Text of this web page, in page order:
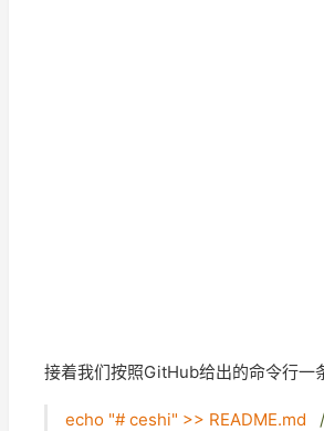
接着我们按照GitHub给出的命令行一
echo "# ceshi" >> README.md